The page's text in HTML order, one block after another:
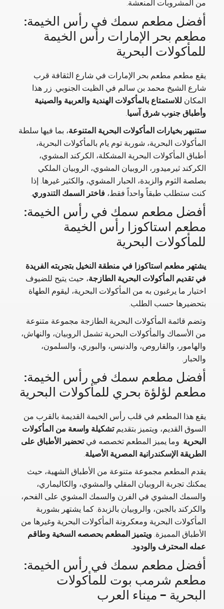
من المشروبات المنعشة.
أفضل مطعم سمك في رأس الخيمة:
مطعم بحر الإمارات رأس الخيمة
للمأكولات البحرية
يقع مطعم مطعم بحر الإمارات في شارع الثقافة قرب
شارع الشيخ محمد بن سالم في الظيت الجنوبي. زر هذا
المكانللاستمتاع بالمأكولات الهندية والعربية والصينية
وأطباق جنوب شرق آسيا.
ستنبهر بخيارات المأكولات البحريةالمتنوعة، بما فيها سلطة
المأكولات البحرية، شوربة توم يام بالمأكولات البحرية،
أطباق المأكولات البحرية المشكلة، الكركند المشوي،
الكركند ثيرميدور، الروبيان المشوي، الروبيان الملكي
بصلصة الثوم والزبدة، الحبار المشوي، والكثير غيرها. إذا
كنت ستطلب طبقاً واحداً فقط،فاختر السمك التندوري.
أفضل مطعم سمك في رأس الخيمة:
مطعم استاكوزا رأس الخيمة
للمأكولات البحرية
يشتهر مطعم استاكوزا في منطقة النخيل بتجربته الفريدة
في تقديم المأكولات البحرية الطازجة، حيث يتيح للضيوف
اختيار ما يرغبون به من المأكولات البحرية، ليقوم الطهاة
بتحضيرها حسب الطلب.
وتضم قائمة المأكولات البحرية الطازجة مجموعة متنوعة
من الأسماك والمأكولات البحرية تشمل الروبيان، والنهاش،
والهامور، والقاروص، والدنيس، والبوري، والسلمون،
والحبار.
أفضل مطعم سمك في رأس الخيمة:
مطعم لؤلؤة بحري للمأكولات البحرية
يقع هذا المطعم في قلب رأس الخيمة القديمة بالقرب من
السوق القديم، ويتميز بتقديمتشكيلة واسعة من المأكولات
البحرية. وما يميز المطعم تخصصه فيتحضير الأطباق على
الطريقة الإسكندرانية المصرية الأصيلة.
يقدم المطعم مجموعة متنوعة من الأطباق الشهية، حيث
يمكنك تجربة الروبيان المقلي والمشوي، والكاليماري،
والسمك المشوي في الفرن والسمك المشوي على الفحم،
والكركند بالجبن، والروبيان بالزبدة. كما يشتهر بشوربة
المأكولات البحرية ومعكرونة المأكولات البحرية وغيرها من
الأطباق المميزة.ويتميز المطعم بحصصه السخية وطاقم
عمله المحترف والودود.
أفضل مطعم سمك في رأس الخيمة:
مطعم شرمب بوت للمأكولات
البحرية – ميناء العرب